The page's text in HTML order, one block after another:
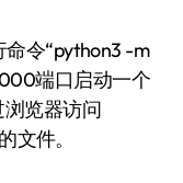
令“python3 -m
端口启动一个
览器访问
文件。